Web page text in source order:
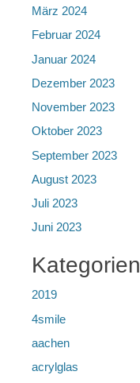
März 2024
Februar 2024
Januar 2024
Dezember 2023
November 2023
Oktober 2023
September 2023
August 2023
Juli 2023
Juni 2023
Kategorien
2019
4smile
aachen
acrylglas